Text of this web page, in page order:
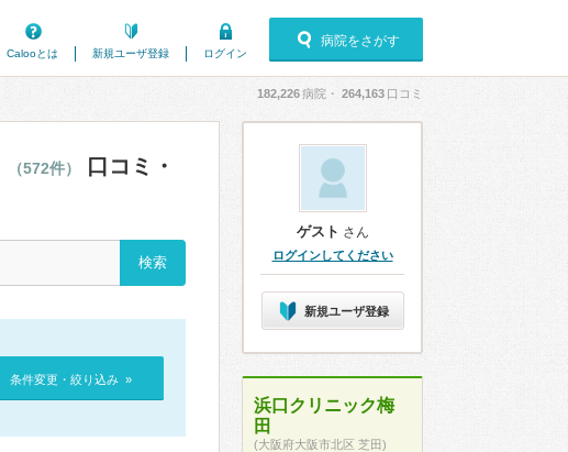
Calooとは
新規ユーザ登録 ログイン
病院をさがす
182,226病院・ 264,163 口コミ
（572件）
口コミ・
条件変更・絞り込み »
ゲスト さん
ログインしてください
新規ユーザ登録
浜口クリニック梅
田
(大阪府大阪市北区 芝田)